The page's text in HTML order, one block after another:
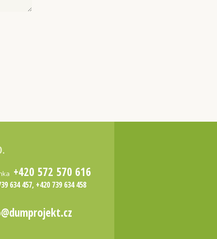
+420 572 570 616
634 457, +420 739 634 458